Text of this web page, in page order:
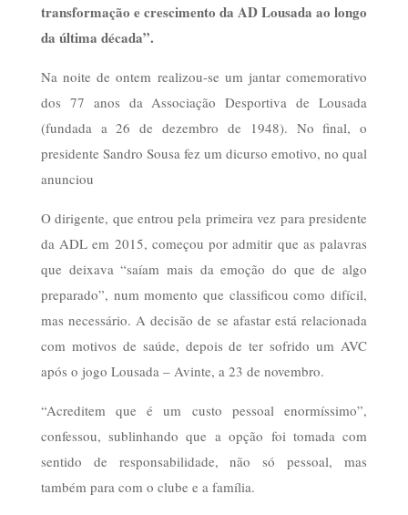
transformação e crescimento da AD Lousada ao longo
da última década”.
Na noite de ontem realizou-se um jantar comemorativo
dos 77 anos da Associação Desportiva de Lousada
(fundada a 26 de dezembro de 1948). No final, o
presidente Sandro Sousa fez um dicurso emotivo, no qual
anunciou
O dirigente, que entrou pela primeira vez para presidente
da ADL em 2015, começou por admitir que as palavras
que deixava “saíam mais da emoção do que de algo
preparado”, num momento que classificou como difícil,
mas necessário. A decisão de se afastar está relacionada
com motivos de saúde, depois de ter sofrido um AVC
após o jogo Lousada – Avinte, a 23 de novembro.
“Acreditem que é um custo pessoal enormíssimo”,
confessou, sublinhando que a opção foi tomada com
sentido de responsabilidade, não só pessoal, mas
também para com o clube e a família.